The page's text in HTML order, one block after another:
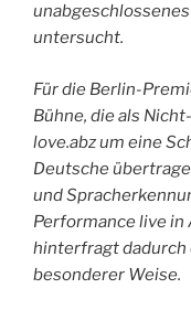
untersucht.
Für die Berlin-
Bühne, die als
love.abz um eine
Deutsche
und
Performance live
hinterfragt dadurch
besonderer Weise.